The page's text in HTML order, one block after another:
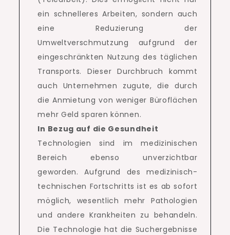
ein schnelleres Arbeiten, sondern auch
eine Reduzierung der
Umweltverschmutzung aufgrund der
eingeschränkten Nutzung des täglichen
Transports.Dieser Durchbruch kommt
auch Unternehmen zugute, die durch
die Anmietung von weniger Büroflächen
mehr Geld sparen können.
In Bezug auf die Gesundheit
Technologien sind im medizinischen
Bereich ebenso unverzichtbar
geworden.Aufgrund des medizinisch-
technischen Fortschritts ist es ab sofort
möglich, wesentlich mehr Pathologien
und andere Krankheiten zu behandeln.
Die Technologie hat die Suchergebnisse